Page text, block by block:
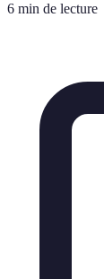
6 min de lecture